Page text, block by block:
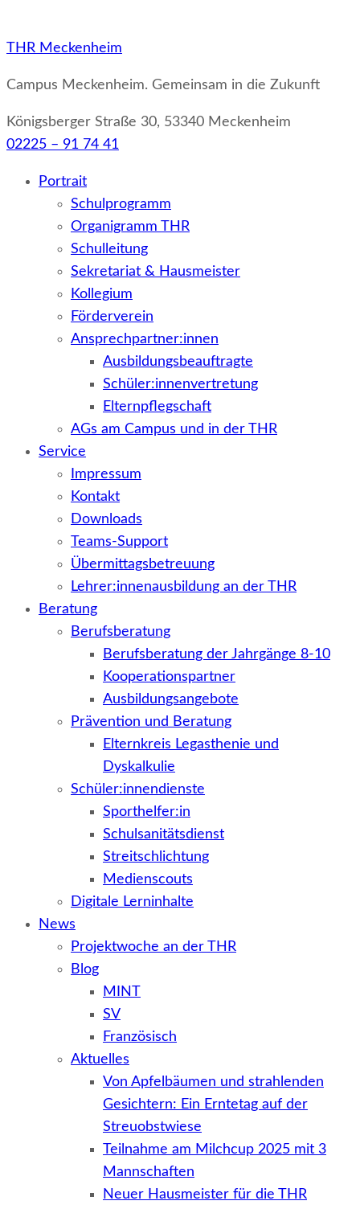
THR Meckenheim
Campus Meckenheim. Gemeinsam in die Zukunft
Königsberger Straße 30, 53340 Meckenheim
02225 – 91 74 41
Portrait
Schulprogramm
Organigramm THR
Schulleitung
Sekretariat & Hausmeister
Kollegium
Förderverein
Ansprechpartner:innen
Ausbildungsbeauftragte
Schüler:innenvertretung
Elternpflegschaft
AGs am Campus und in der THR
Service
Impressum
Kontakt
Downloads
Teams-Support
Übermittagsbetreuung
Lehrer:innenausbildung an der THR
Beratung
Berufsberatung
Berufsberatung der Jahrgänge 8-10
Kooperationspartner
Ausbildungsangebote
Prävention und Beratung
Elternkreis Legasthenie und
Dyskalkulie
Schüler:innendienste
Sporthelfer:in
Schulsanitätsdienst
Streitschlichtung
Medienscouts
Digitale Lerninhalte
News
Projektwoche an der THR
Blog
MINT
SV
Französisch
Aktuelles
Von Apfelbäumen und strahlenden
Gesichtern: Ein Erntetag auf der
Streuobstwiese
Teilnahme am Milchcup 2025 mit 3
Mannschaften
Neuer Hausmeister für die THR